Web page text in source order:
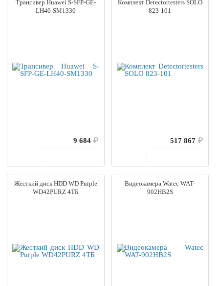
Трансивер Huawei S-SFP-GE-
LH40-SM1330
9 684 ₽
Комплект Detectortesters SOLO
823-101
517 867 ₽
Жесткий диск HDD WD Purple
WD42PURZ 4ТБ
Видеокамера Watec WAT-
902HB2S